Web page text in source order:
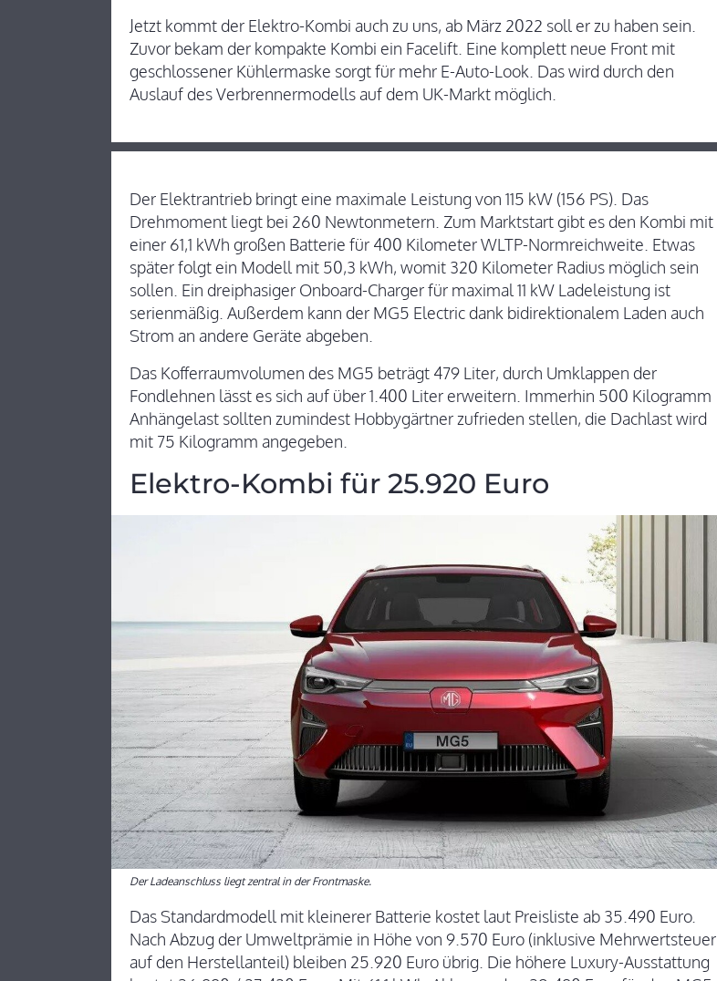
Jetzt kommt der Elektro-Kombi auch zu uns, ab März 2022 soll er zu haben sein.
Zuvor bekam der kompakte Kombi ein Facelift. Eine komplett neue Front mit
geschlossener Kühlermaske sorgt für mehr E-Auto-Look. Das wird durch den
Auslauf des Verbrennermodells auf dem UK-Markt möglich.
Der Elektrantrieb bringt eine maximale Leistung von 115 kW (156 PS). Das
Drehmoment liegt bei 260 Newtonmetern. Zum Marktstart gibt es den Kombi mit
einer 61,1 kWh großen Batterie für 400 Kilometer WLTP-Normreichweite. Etwas
später folgt ein Modell mit 50,3 kWh, womit 320 Kilometer Radius möglich sein
sollen. Ein dreiphasiger Onboard-Charger für maximal 11 kW Ladeleistung ist
serienmäßig. Außerdem kann der MG5 Electric dank bidirektionalem Laden auch
Strom an andere Geräte abgeben.
Das Kofferraumvolumen des MG5 beträgt 479 Liter, durch Umklappen der
Fondlehnen lässt es sich auf über 1.400 Liter erweitern. Immerhin 500 Kilogramm
Anhängelast sollten zumindest Hobbygärtner zufrieden stellen, die Dachlast wird
mit 75 Kilogramm angegeben.
Elektro-Kombi für 25.920 Euro
Der Ladeanschluss liegt zentral in der Frontmaske.
Das Standardmodell mit kleinerer Batterie kostet laut Preisliste ab 35.490 Euro.
Nach Abzug der Umweltprämie in Höhe von 9.570 Euro (inklusive Mehrwertsteuer
auf den Herstellanteil) bleiben 25.920 Euro übrig. Die höhere Luxury-Ausstattung